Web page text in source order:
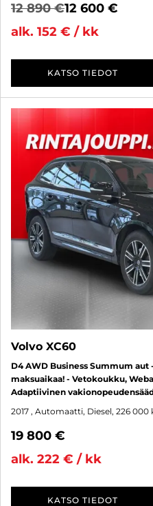
12 890 €12 600 €
alk. 152 € / kk
KATSO TIEDOT
Volvo XC60
D4 AWD Business Summum
maksuaikaa! - Vetokoukku,
Adaptiivinen
2017 , Automaatti, Diesel, 226 000
19 800 €
alk. 222 € / kk
KATSO TIEDOT